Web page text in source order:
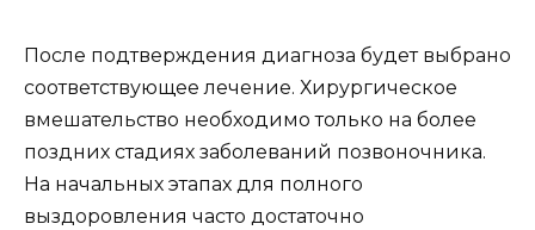
После подтверждения диагноза будет выбрано
соответствующее лечение. Хирургическое
вмешательство необходимо только на более
поздних стадиях заболеваний позвоночника.
На начальных этапах для полного
выздоровления часто достаточно